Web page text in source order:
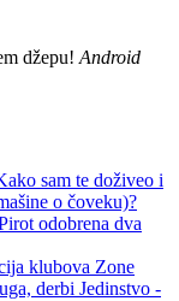
džepu! Android
sam te doživeo i
o čoveku)?
odobrena dva
klubova Zone
derbi Jedinstvo -